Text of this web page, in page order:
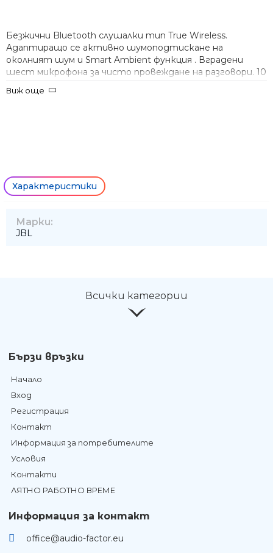
Безжични Bluetooth слушалки тип True Wireless.
Адаптиращо се активно шумоподтискане на
околният шум и Smart Ambient функция . Вградени
шест микрофона за чисто провеждане на разговори. 10
мм говорители. До 48 часа работа с едно зареждане.
IP54 сертификат за прахо и влагоустойчивост.
Виж още
Характеристики
Марки:
JBL
Всички категории
Бързи връзки
Начало
Вход
Регистрация
Контакт
Информация за потребителите
Условия
Контакти
ЛЯТНО РАБОТНО ВРЕМЕ
Информация за контакт
office@audio-factor.eu